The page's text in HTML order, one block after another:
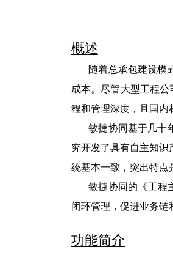
概述
随着总承包建设模
成本。尽管大型工程
程和管理深度，且国内
敏捷协同基于几十
究开发了具有自主知
统基本一致，突出特点
敏捷协同的《工程
闭环管理，促进业务链
功能简介